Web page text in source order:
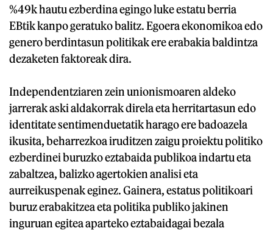
%49k hautu ezberdina egingo luke estatu berria
EBtik kanpo geratuko balitz. Egoera ekonomikoa edo
genero berdintasun politikak ere erabakia baldintza
dezaketen faktoreak dira.
Independentziaren zein unionismoaren aldeko
jarrerak aski aldakorrak direla eta herritartasun edo
identitate sentimenduetatik harago ere badoazela
ikusita, beharrezkoa iruditzen zaigu proiektu politiko
ezberdinei buruzko eztabaida publikoa indartu eta
zabaltzea, balizko agertokien analisi eta
aurreikuspenak eginez. Gainera, estatus politikoari
buruz erabakitzea eta politika publiko jakinen
inguruan egitea aparteko eztabaidagai bezala